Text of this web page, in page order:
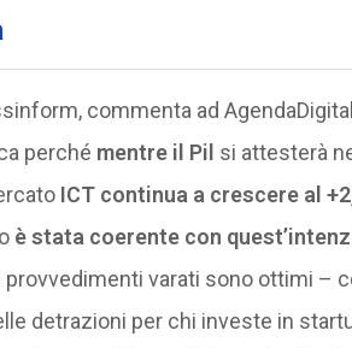
commenta ad
perché mentre il Pil si attesterà
ICT continua a crescere al
è stata coerente con
provvedimenti varati sono ottimi –
detrazioni per chi investe in